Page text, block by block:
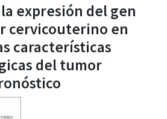
expresión del gen
cervicouterino en
características
del tumor